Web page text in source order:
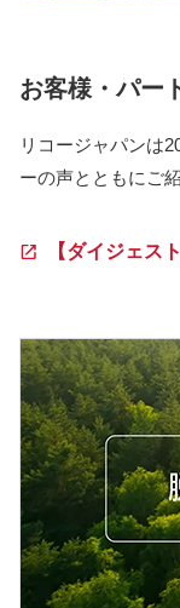
お客様・パー
リコージャパンは
ーの声とともにご
【ダイジェス